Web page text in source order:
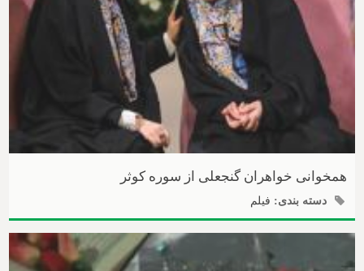
همخوانی خواهران گنجعلی از سوره کوثر
دسته بندی: فیلم